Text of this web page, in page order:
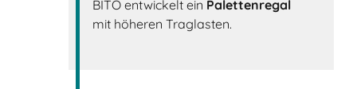
BITO entwickelt ein Palettenregal
mit höheren Traglasten.